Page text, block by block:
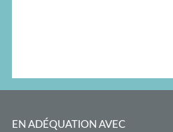
EN ADÉQUATION AVEC